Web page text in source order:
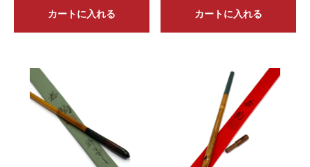
カートに入れる カートに入れる